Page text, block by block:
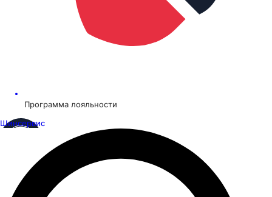
Программа лояльности
Шинсервис